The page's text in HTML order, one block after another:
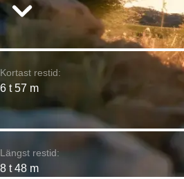
Kortast restid:
6 t 57 m
Längst restid:
8 t 48 m